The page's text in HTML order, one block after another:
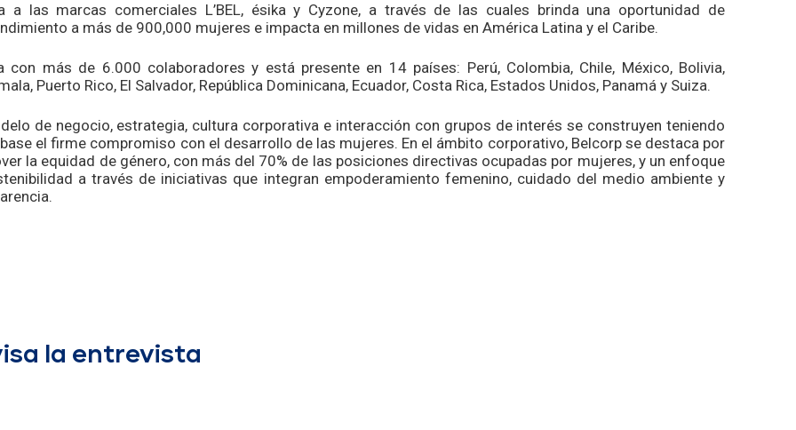
a las marcas comerciales L’BEL, ésika y Cyzone, a través de las cuales brinda una oportunidad de
a más de 900,000 mujeres e impacta en millones de vidas en América Latina y el Caribe.
con más de 6.000 colaboradores y está presente en 14 países: Perú, Colombia, Chile, México, Bolivia,
Puerto Rico, El Salvador, República Dominicana, Ecuador, Costa Rica, Estados Unidos, Panamá y Suiza.
de negocio, estrategia, cultura corporativa e interacción con grupos de interés se construyen teniendo
el firme compromiso con el desarrollo de las mujeres. En el ámbito corporativo, Belcorp se destaca por
la equidad de género, con más del 70% de las posiciones directivas ocupadas por mujeres, y un enfoque
a través de iniciativas que integran empoderamiento femenino, cuidado del medio ambiente y
la entrevista